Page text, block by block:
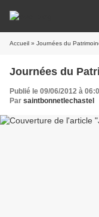
Accueil » Journées du
Journées du
Publié le 09/06/2012 à
Par saintbonnetlechastel